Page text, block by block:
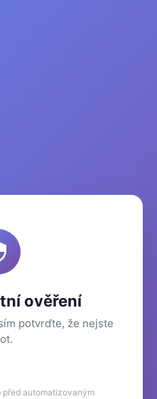
ověření
potvrďte, že nejste
automatizovaným